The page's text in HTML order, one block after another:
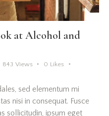
at Alcohol and
843 Views 0 Likes
sed elementum mi
nisi in consequat. Fusce
sollicitudin, ipsum eget